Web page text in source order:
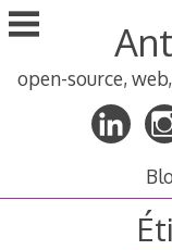
Aller
au
principal
open-source,